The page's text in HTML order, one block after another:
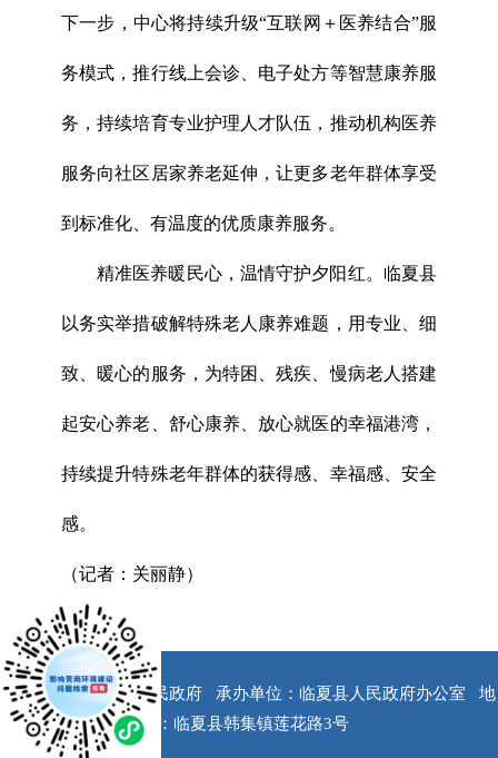
下一步，中心将持续升级“互联网＋医养结合”服
务模式，推行线上会诊、电子处方等智慧康养服
务，持续培育专业护理人才队伍，推动机构医养
服务向社区居家养老延伸，让更多老年群体享受
到标准化、有温度的优质康养服务。
精准医养暖民心，温情守护夕阳红。临夏县
以务实举措破解特殊老人康养难题，用专业、细
致、暖心的服务，为特困、残疾、慢病老人搭建
起安心养老、舒心康养、放心就医的幸福港湾，
持续提升特殊老年群体的获得感、幸福感、安全
感。
（记者：关丽静）
版权所有：临夏县人民政府 承办单位：临夏县人民政府办公室
地
址：临夏县韩集镇莲花路3号
x